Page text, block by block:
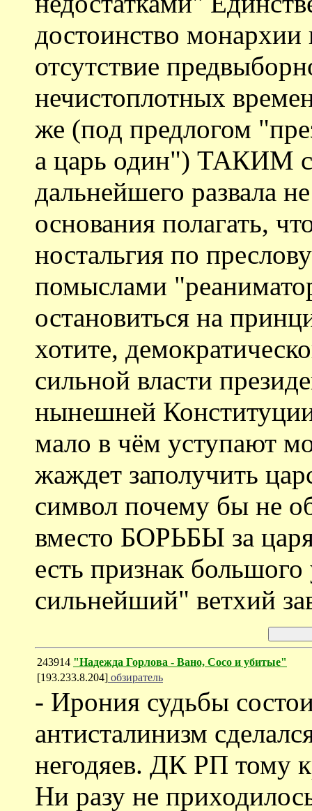
достоинство
отсутствие
нечистоплотных
же (под предлогом
а царь один") ТАКИМ
дальнейшего развала
основания полагать,
ностальгия по
помыслами
остановиться на
хотите,
сильной власти
нынешней
мало в чём уступают
жаждет заполучить
символ почему бы не
вместо БОРЬБЫ за
есть признак
сильнейший" ветхий
243914 "Надежда Горлова - Вано, Сосо и убитые"
[193.233.8.204] обзиратель
- Ирония судьбы
антисталинизм
негодяев. ДК РП тому
Ни разу не